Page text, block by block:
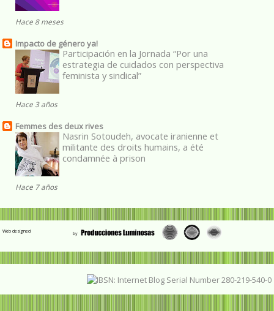
Hace 8 meses
Impacto de género ya!
Participación en la Jornada “Por una
estrategia de cuidados con perspectiva
feminista y sindical”
Hace 3 años
Femmes des deux rives
Nasrin Sotoudeh, avocate iranienne et
militante des droits humains, a été
condamnée à prison
Hace 7 años
Web designed